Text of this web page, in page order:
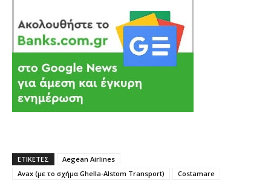
ΕΤΙΚΕΤΕΣ
Aegean Airlines
Avax (με το σχήμα Ghella-Alstom Transport)
Costamare